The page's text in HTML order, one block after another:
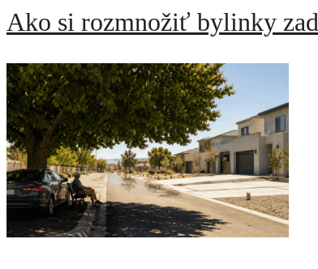
Ako si rozmnožiť bylinky